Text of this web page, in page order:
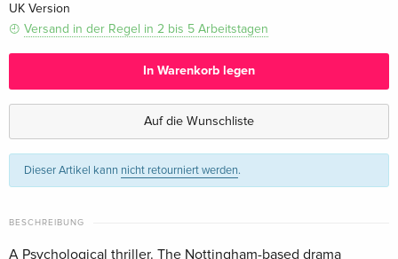
UK Version
Versand in der Regel in 2 bis 5 Arbeitstagen
In Warenkorb legen
Auf die Wunschliste
Dieser Artikel kann nicht retourniert werden.
BESCHREIBUNG
A Psychological thriller. The Nottingham-based drama